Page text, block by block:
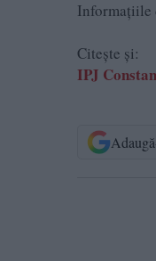
Informațiile
Citește și:
IPJ